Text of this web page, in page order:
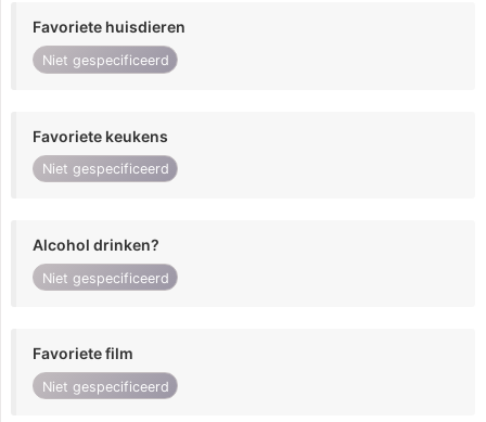
Favoriete huisdieren
Niet gespecificeerd
Favoriete keukens
Niet gespecificeerd
Alcohol drinken?
Niet gespecificeerd
Favoriete film
Niet gespecificeerd